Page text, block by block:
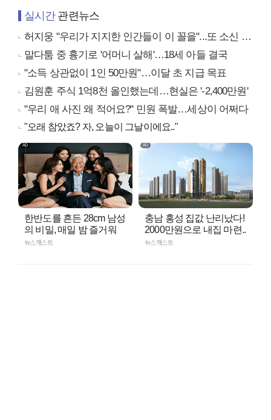
실시간관련뉴스
허지웅 "우리가 지지한 인간들이 이 꼴을"...또 소신 발언
말다툼 중 흉기로 '어머니 살해'…18세 아들 결국
"소득 상관없이 1인 50만원"…이달 초 지급 목표
김원훈 주식 1억8천 올인했는데…현실은 '-2,400만원'
"우리 애 사진 왜 적어요?" 민원 폭발…세상이 어쩌다
"오래 참았죠? 자, 오늘이 그날이에요.."
한반도를 흔든 28cm 남성
의 비밀, 매일 밤 즐거워
뉴스캐스트
충남 홍성 집값 난리났다!
2000만원으로 내집 마련..
뉴스캐스트